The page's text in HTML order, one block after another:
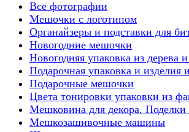
Все фотографии
Мешочки с логотипом
Органайзеры и подставки для
Новогодние мешочки
Новогодняя упаковка из дерева
Подарочная упаковка и изделия
Подарочные мешочки
Цвета тонировки упаковки из
Мешковина для декора.
Мешкозашивочные машины